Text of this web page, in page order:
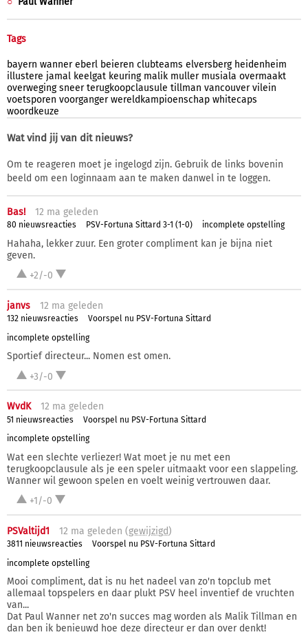
Tags
bayern wanner eberl beieren clubteams elversberg heidenheim
illustere jamal keelgat keuring malik muller musiala overmaakt
overweging sneer terugkoopclausule tillman vancouver vilein
voetsporen voorganger wereldkampioenschap whitecaps
woordkeuze
Wat vind jij van dit nieuws?
Om te reageren moet je ingelogd zijn. Gebruik de links bovenin
beeld om een loginnaam aan te maken danwel in te loggen.
Bas! 12 ma geleden
80 nieuwsreacties PSV-Fortuna Sittard 3-1 (1-0) incomplete opstelling
Hahaha, lekker zuur. Een groter compliment kan je bijna niet
geven.
+2/-0
janvs 12 ma geleden
132 nieuwsreacties
Voorspel nu PSV-Fortuna Sittard
incomplete opstelling
Sportief directeur... Nomen est omen.
+3/-0
WvdK 12 ma geleden
51 nieuwsreacties
Voorspel nu PSV-Fortuna Sittard
incomplete opstelling
Wat een slechte verliezer! Wat moet je nu met een
terugkoopclausule als je een speler uitmaakt voor een slappeling.
Wanner wil gewoon spelen en voelt weinig vertrouwen daar.
+1/-0
PSValtijd1 12 ma geleden (gewijzigd)
3811 nieuwsreacties
Voorspel nu PSV-Fortuna Sittard
incomplete opstelling
Mooi compliment, dat is nu het nadeel van zo'n topclub met
allemaal topspelers en daar plukt PSV heel inventief de vruchten
van...
Dat Paul Wanner net zo'n succes mag worden als Malik Tillman en
dan ben ik benieuwd hoe deze directeur er dan over denkt!